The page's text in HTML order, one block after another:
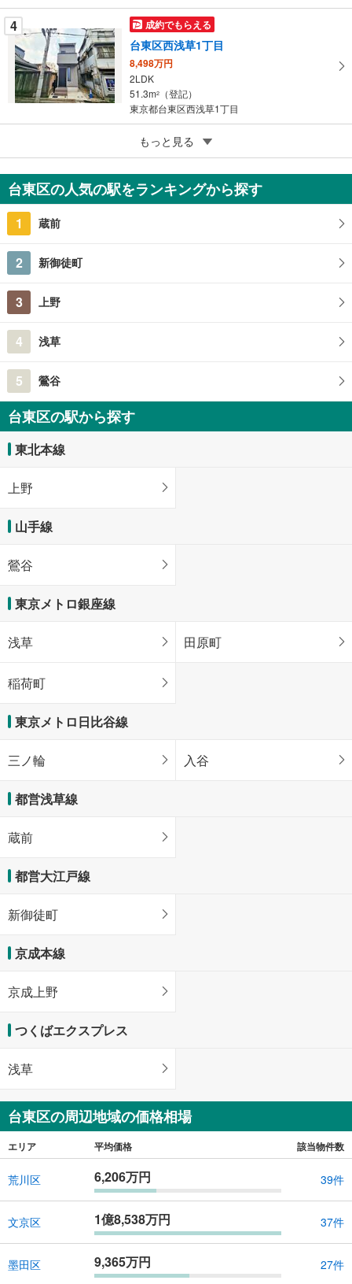
4 成約でもらえる
台東区西浅草1丁目
8,498万円
2LDK
51.3m2
（登記）
東京都台東区西浅草1丁目
台東区谷中3丁目
9,990万円
3SLDK（S＝サービスルーム（納戸））
115.54m2（実測）
東京都台東区谷中3丁目
もっと見る
台東区の人気の駅をランキングから探す
1 蔵前
2 新御徒町
3 上野
4 浅草
5 鶯谷
台東区の駅から探す
東北本線
上野
山手線
鶯谷
東京メトロ銀座線
浅草 田原町
稲荷町
東京メトロ日比谷線
三ノ輪 入谷
都営浅草線
蔵前
都営大江戸線
新御徒町
京成本線
京成上野
つくばエクスプレス
浅草
台東区の周辺地域の価格相場
エリア 平均価格 該当物件数
荒川区 6,206万円 39件
文京区 1億8,538万円 37件
墨田区 9,365万円 27件